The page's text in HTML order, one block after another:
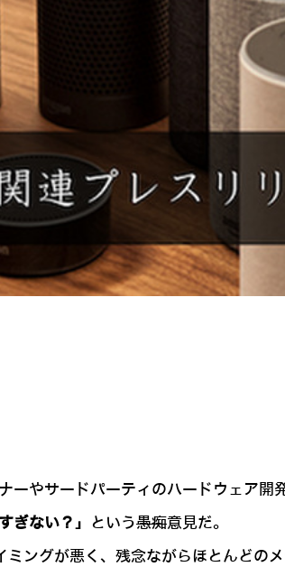
やサードパーティのハードウェア開
ぎない？」 という愚痴意見だ。
ングが悪く、残念ながらほとんどの